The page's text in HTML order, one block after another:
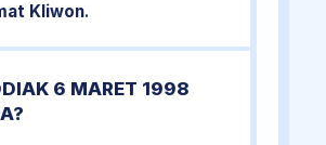
Kliwon.
6 MARET 1998